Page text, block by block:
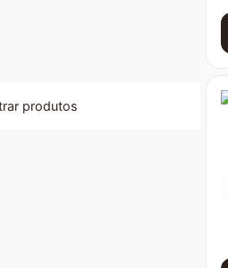
produtos